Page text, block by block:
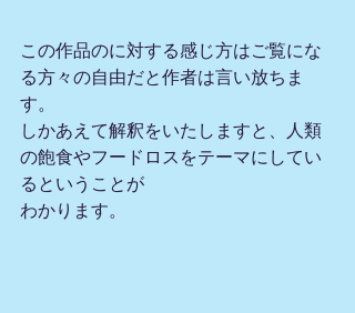
この作品のに対する感じ方はご覧にな
る方々の自由だと作者は言い放ちま
す。
しかあえて解釈をいたしますと、人類
の飽食やフードロスをテーマにしてい
るということが
わかります。